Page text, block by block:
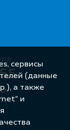
сервисы
(данные
а также
и